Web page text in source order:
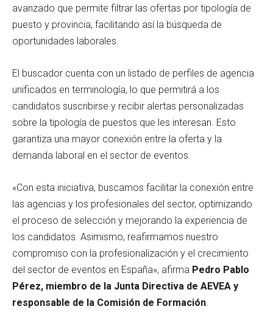
avanzado que permite filtrar las ofertas por tipología de
puesto y provincia, facilitando así la búsqueda de
oportunidades laborales.
El buscador cuenta con un listado de perfiles de agencia
unificados en terminología, lo que permitirá a los
candidatos suscribirse y recibir alertas personalizadas
sobre la tipología de puestos que les interesan. Esto
garantiza una mayor conexión entre la oferta y la
demanda laboral en el sector de eventos.
«Con esta iniciativa, buscamos facilitar la conexión entre
las agencias y los profesionales del sector, optimizando
el proceso de selección y mejorando la experiencia de
los candidatos. Asimismo, reafirmamos nuestro
compromiso con la profesionalización y el crecimiento
del sector de eventos en España», afirma Pedro Pablo
Pérez, miembro de la Junta Directiva de AEVEA y
responsable de la Comisión de Formación